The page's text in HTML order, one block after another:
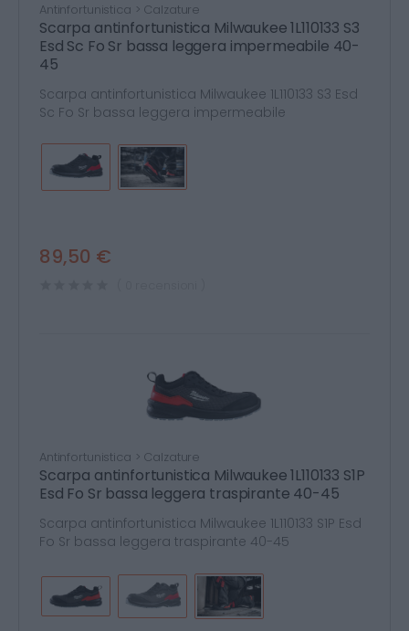
Antinfortunistica > Calzature
Scarpa antinfortunistica Milwaukee 1L110133 S3
Esd Sc Fo Sr bassa leggera impermeabile 40-
45
Scarpa antinfortunistica Milwaukee 1L110133 S3 Esd
Sc Fo Sr bassa leggera impermeabile
89,50 €
Antinfortunistica > Calzature
Scarpa antinfortunistica Milwaukee 1L110133 S1P
Esd Fo Sr bassa leggera traspirante 40-45
Scarpa antinfortunistica Milwaukee 1L110133 S1P Esd
Fo Sr bassa leggera traspirante 40-45